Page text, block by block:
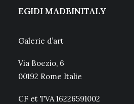
EGIDI MADEINITALY
Galerie d’art
Via Boezio, 6
00192 Rome Italie
CF et TVA 16226591002